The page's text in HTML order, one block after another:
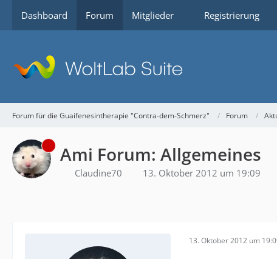
Dashboard Forum Mitglieder Registrierung
Forum für die Guaifenesintherapie "Contra-dem-Schmerz" Forum
Ami Forum: Allgemeines
Claudine70 13. Oktober 2012 um 19:09
13. Oktober 2012 um